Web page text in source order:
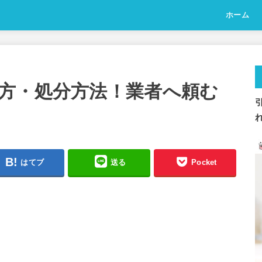
ホーム
・処分方法！業者へ頼む
はてブ 送る Pocket